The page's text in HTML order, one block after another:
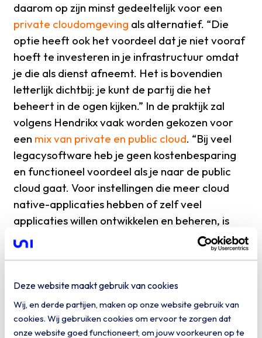
Deze website maakt gebruik van cookies
Wij, en derde partijen, maken op onze website gebruik van
cookies. Wij gebruiken cookies om ervoor te zorgen dat
onze website goed functioneert, om jouw voorkeuren op te
daarom op zijn minst gedeeltelijk voor een
private cloudomgeving als alternatief. “Die
optie heeft ook het voordeel dat je niet vooraf
hoeft te investeren in je infrastructuur omdat
je die als dienst afneemt. Het is bovendien
letterlijk dichtbij: je kunt de partij die het
beheert in de ogen kijken.” In de praktijk zal
volgens Hendrikx vaak worden gekozen voor
een mix van private en public cloud. “Bij veel
legacysoftware heb je geen kostenbesparing
en functioneel voordeel als je naar de public
cloud gaat. Voor instellingen die meer cloud
native-applicaties hebben of zelf veel
applicaties willen ontwikkelen en beheren, is
een deel public cloud een goede optie.”
je met een soevereine cloud
maximaal beschermd"